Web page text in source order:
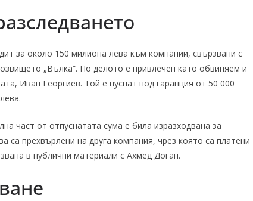
за около 150 милиона лева към компании, свързвани с
„Вълка“. По делото е привлечен като обвиняем и
Иван Георгиев. Той е пуснат под гаранция от 50 000
част от отпуснатата сума е била изразходвана за
са прехвърлени на друга компания, чрез която са платени
в публични материали с Ахмед Доган.